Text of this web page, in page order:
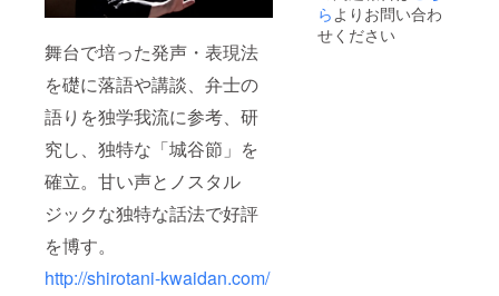
舞台で培った発声・表現法
を礎に落語や講談、弁士の
語りを独学我流に参考、研
究し、独特な「城谷節」を
確立。甘い声とノスタル
ジックな独特な話法で好評
を博す。
http://shirotani-kwaidan.com/
ら よりお問い合わ
せください